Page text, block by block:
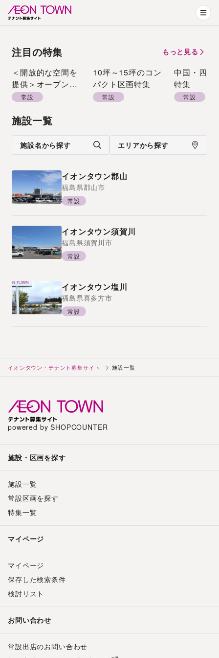
注目の特集 もっと見る
＜開放的な空間を
提供＞オープンエ
アーモール特集
常設
10坪～15坪のコン
パクト区画特集
常設
中国・四国
特集
常設
施設一覧
施設名から探す エリアから探す
イオンタウン郡山
福島県郡山市
常設
イオンタウン須賀川
福島県須賀川市
常設
イオンタウン塩川
福島県喜多方市
常設
イオンタウン・テナント募集サイト 施設一覧
powered by SHOPCOUNTER
施設・区画を探す
施設一覧
常設区画を探す
特集一覧
マイページ
マイページ
保存した検索条件
検討リスト
お問い合わせ
常設出店のお問い合わせ